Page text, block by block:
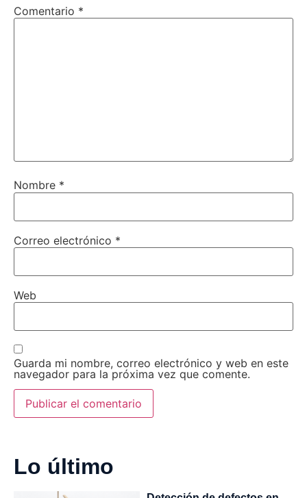
Comentario *
Nombre *
Correo electrónico *
Web
Guarda mi nombre, correo electrónico y web en este
navegador para la próxima vez que comente.
Lo último